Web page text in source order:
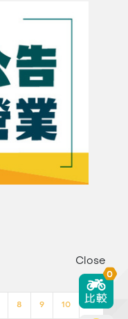
8 9 10 >>
Close
0